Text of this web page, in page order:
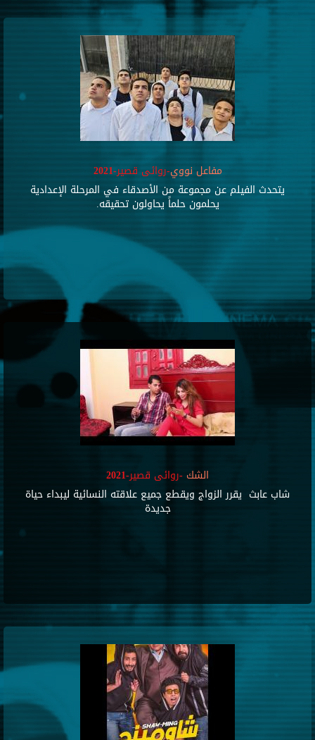
مفاعل نووي-روائى قصير-2021
يتحدث الفيلم عن مجموعة من الأصدقاء في المرحلة الإعدادية
يحلمون حلماً يحاولون تحقيقه.
الشك -روائى قصير-2021
شاب عابث يقرر الزواج ويقطع جميع علاقته النسائية ليبداء حياة
جديدة